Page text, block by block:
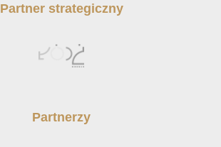
Partner strategiczny
Partnerzy